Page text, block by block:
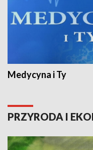
Medycyna i Ty
PRZYRODA I